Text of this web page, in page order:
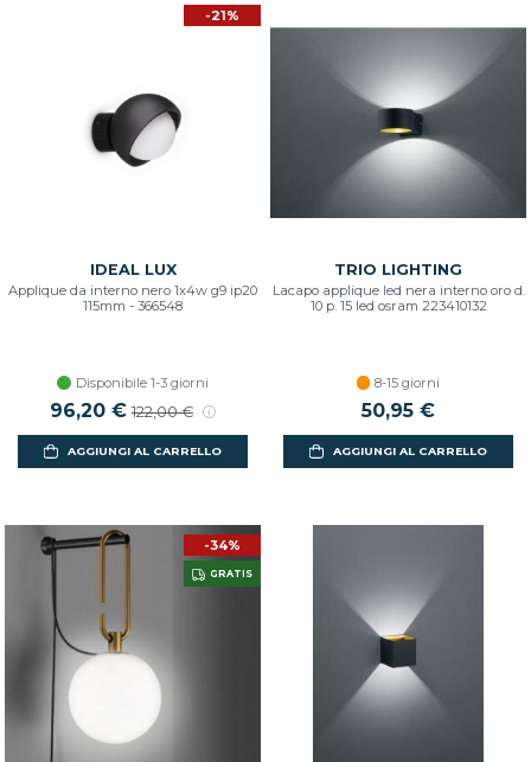
-21%
IDEAL LUX
Applique da interno nero 1x4w g9 ip20
115mm - 366548
Disponibile 1-3 giorni
96,20 € 122,00 €
AGGIUNGI AL CARRELLO
TRIO LIGHTING
Lacapo applique led nera interno oro d.
10 p. 15 led osram 223410132
8-15 giorni
50,95 €
AGGIUNGI AL CARRELLO
-34%
GRATIS